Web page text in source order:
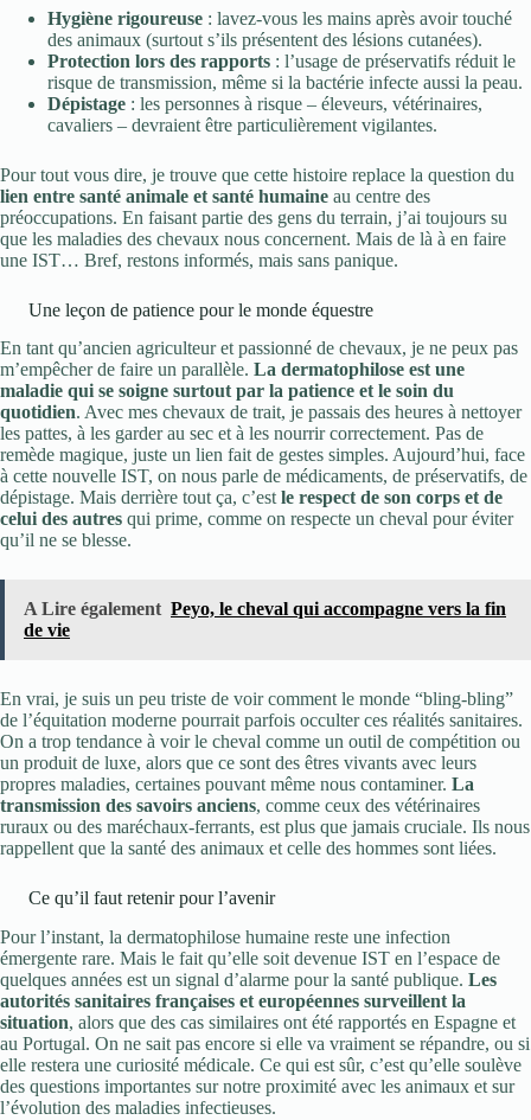
Hygiène rigoureuse : lavez-vous les mains après avoir touché
des animaux (surtout s’ils présentent des lésions cutanées).
Protection lors des rapports : l’usage de préservatifs réduit le
risque de transmission, même si la bactérie infecte aussi la peau.
Dépistage : les personnes à risque – éleveurs, vétérinaires,
cavaliers – devraient être particulièrement vigilantes.
Pour tout vous dire, je trouve que cette histoire replace la question du
lien entre santé animale et santé humaine au centre des
préoccupations. En faisant partie des gens du terrain, j’ai toujours su
que les maladies des chevaux nous concernent. Mais de là à en faire
une IST… Bref, restons informés, mais sans panique.
Une leçon de patience pour le monde équestre
En tant qu’ancien agriculteur et passionné de chevaux, je ne peux pas
m’empêcher de faire un parallèle. La dermatophilose est une
maladie qui se soigne surtout par la patience et le soin du
quotidien. Avec mes chevaux de trait, je passais des heures à nettoyer
les pattes, à les garder au sec et à les nourrir correctement. Pas de
remède magique, juste un lien fait de gestes simples. Aujourd’hui, face
à cette nouvelle IST, on nous parle de médicaments, de préservatifs, de
dépistage. Mais derrière tout ça, c’est le respect de son corps et de
celui des autres qui prime, comme on respecte un cheval pour éviter
qu’il ne se blesse.
A Lire également Peyo, le cheval qui accompagne vers la fin
de vie
En vrai, je suis un peu triste de voir comment le monde “bling-bling”
de l’équitation moderne pourrait parfois occulter ces réalités sanitaires.
On a trop tendance à voir le cheval comme un outil de compétition ou
un produit de luxe, alors que ce sont des êtres vivants avec leurs
propres maladies, certaines pouvant même nous contaminer. La
transmission des savoirs anciens, comme ceux des vétérinaires
ruraux ou des maréchaux-ferrants, est plus que jamais cruciale. Ils nous
rappellent que la santé des animaux et celle des hommes sont liées.
Ce qu’il faut retenir pour l’avenir
Pour l’instant, la dermatophilose humaine reste une infection
émergente rare. Mais le fait qu’elle soit devenue IST en l’espace de
quelques années est un signal d’alarme pour la santé publique. Les
autorités sanitaires françaises et européennes surveillent la
situation, alors que des cas similaires ont été rapportés en Espagne et
au Portugal. On ne sait pas encore si elle va vraiment se répandre, ou si
elle restera une curiosité médicale. Ce qui est sûr, c’est qu’elle soulève
des questions importantes sur notre proximité avec les animaux et sur
l’évolution des maladies infectieuses.